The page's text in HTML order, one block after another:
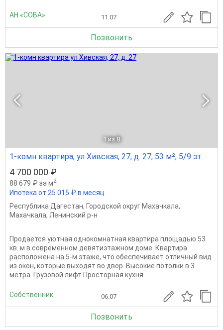
АН «СОВА» 11.07
Позвонить
1 из 8
1-комн квартира, ул Хивская, 27, д. 27, 53 м², 5/9 эт.
4 700 000 ₽
88 679 ₽ за м2
Ипотека от 25 015 ₽ в месяц
Республика Дагестан, Городской округ Махачкала,
Махачкала, Ленинский р-н
Продается уютная однокомнатная квартира площадью 53
кв. м в современном девятиэтажном доме. Квартира
расположена на 5-м этаже, что обеспечивает отличный вид
из окон, которые выходят во двор. Высокие потолки в 3
метра. Грузовой лифт Просторная кухня...
Собственник 06.07
Позвонить